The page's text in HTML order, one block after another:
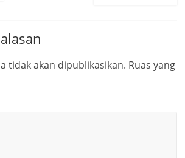
tidak akan dipublikasikan. Ruas yang